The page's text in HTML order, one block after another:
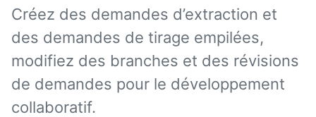
Créez des demandes d’extraction et
des demandes de tirage empilées,
modifiez des branches et des révisions
de demandes pour le développement
collaboratif.